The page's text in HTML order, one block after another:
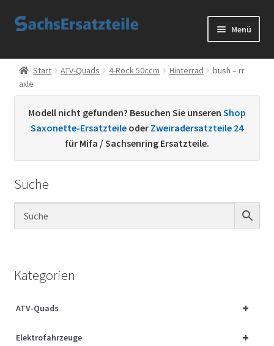
Zur
Zum
Menü
Start
AGB
Datenschutzerklärung
Kontakt
Sachs Ersatzteile
Über uns
Start ATV-Quads 4-Rock 50ccm Hinterrad
bush – rr
axle
Modell nicht gefunden? Besuchen Sie unseren Shop
Saxonette-Ersatzteile oder Zweiradersatzteile 24
für Mifa / Sachsenring Ersatzteile.
Suche
Kategorien
+
ATV-Quads
+
Elektrofahrzeuge